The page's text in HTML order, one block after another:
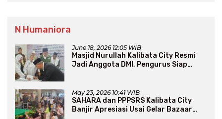
N Humaniora
June 18, 2026 12:05 WIB
Masjid Nurullah Kalibata City Resmi
Jadi Anggota DMI, Pengurus Siap
May 23, 2026 10:41 WIB
SAHARA dan PPPSRS Kalibata City
Banjir Apresiasi Usai Gelar Bazaar